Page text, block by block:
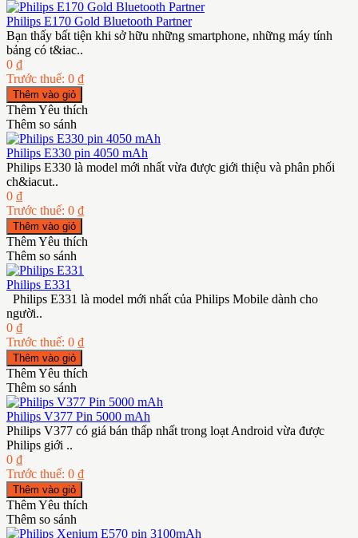
Philips E170 Gold Bluetooth Partner
Bạn thấy bất tiện khi sở hữu những smartphone, những máy tính
bảng có t&iac..
0 ₫
Trước thuế: 0 ₫
Thêm Yêu thích
Thêm so sánh
Philips E330 pin 4050 mAh
Philips E330 là model mới nhất vừa được giới thiệu và phân phối
ch&iacut..
0 ₫
Trước thuế: 0 ₫
Thêm Yêu thích
Thêm so sánh
Philips E331
Philips E331 là model mới nhất của Philips Mobile dành cho
người..
0 ₫
Trước thuế: 0 ₫
Thêm Yêu thích
Thêm so sánh
Philips V377 Pin 5000 mAh
Philips V377 có giá bán thấp nhất trong loạt Android vừa được
Philips giới ..
0 ₫
Trước thuế: 0 ₫
Thêm Yêu thích
Thêm so sánh